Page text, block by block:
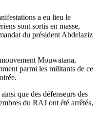
a eu lieu le
sont sortis en masse,
du président Abdelaziz
Mouwatana,
parmi les militants de ce
que des défenseurs des
du RAJ ont été arrêtés,